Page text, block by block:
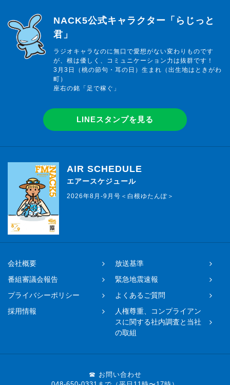
らじっと君
NACK5公式キャラクター「らじっと
君」
ラジオキャラなのに無口で愛想がない変わりものです
が、根は優しく、コミュニケーション力は抜群です！
3月3日（桃の節句・耳の日）生まれ（出生地はときがわ
町）
座右の銘「足で稼ぐ」
LINEスタンプを見る
AIR SCHEDULE
エアースケジュール
2026年8月-9月号＜白根ゆたんぽ＞
会社概要
放送基準
番組審議会報告
緊急地震速報
プライバシーポリシー
よくあるご質問
採用情報
人権尊重、コンプライアン
スに関する社内調査と当社
の取組
☎ お問い合わせ